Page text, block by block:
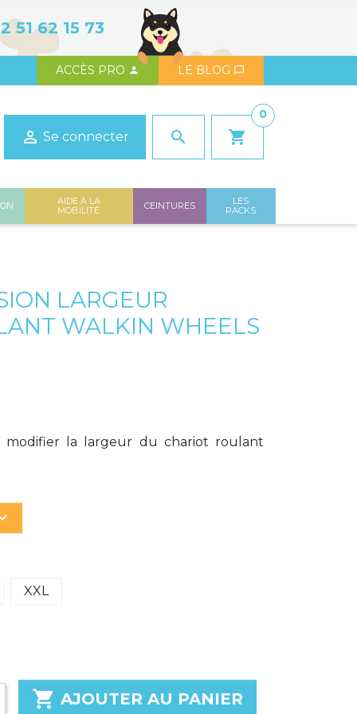
51 62 15 73
ACCÈS PRO  LE BLOG 
 Se connecter search shopping_cart
0
AIDE À LA
MOBILITÉ
CEINTURES
LES
PACKS
LARGEUR
WALKIN WHEELS
modifier la largeur du chariot roulant
XXL
 AJOUTER AU PANIER